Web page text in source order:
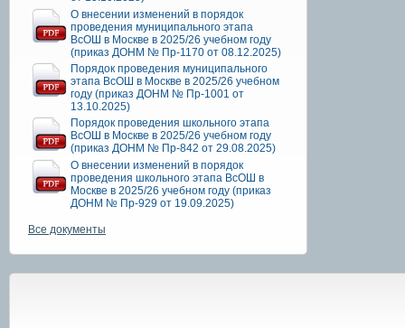
О внесении изменений в порядок
проведения муниципального этапа
ВсОШ в Москве в 2025/26 учебном году
(приказ ДОНМ № Пр-1170 от 08.12.2025)
Порядок проведения муниципального
этапа ВсОШ в Москве в 2025/26 учебном
году (приказ ДОНМ № Пр-1001 от
13.10.2025)
Порядок проведения школьного этапа
ВсОШ в Москве в 2025/26 учебном году
(приказ ДОНМ № Пр-842 от 29.08.2025)
О внесении изменений в порядок
проведения школьного этапа ВсОШ в
Москве в 2025/26 учебном году (приказ
ДОНМ № Пр-929 от 19.09.2025)
Все документы